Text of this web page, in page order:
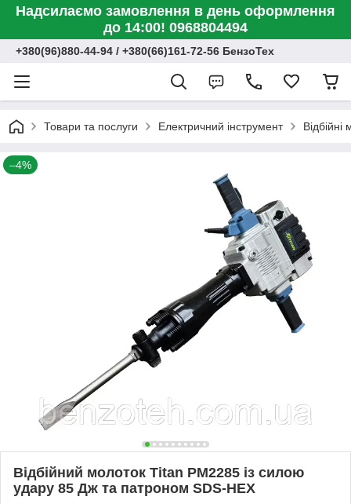
Надсилаємо замовлення в день оформлення
до 14:00! 0968804494
+380(96)880-44-94 / +380(66)161-72-56 БензоТех
Товари та послуги Електричний інструмент Відбійні
–4%
Відбійний молоток Titan PM2285 із силою
удару 85 Дж та патроном SDS-HEX